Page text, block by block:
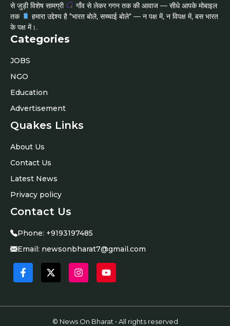
से जुड़ी विशेष सामग्री
गाँव से लेकर गगन तक की आवाज — सीधे आपके मोबाइल
तक
हमारा उद्देश्य है "भारत बोले, सच्चाई बोले" — न पक्ष में, न विपक्ष में, बस भारत
के पक्ष में।.
Categories
JOBS
NGO
Education
Advertisement
Quakes Links
About Us
Contact Us
Latest News
Privacy policy
Contact Us
Phone: +9193197485
Email: newsonbharat7@gmail.com
© News On Bharat • All rights reserved